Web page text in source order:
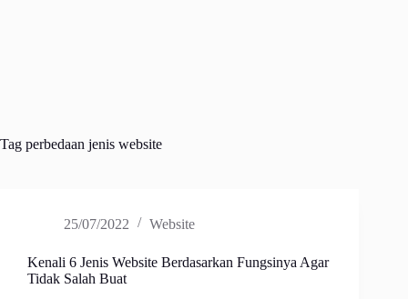
Tag perbedaan jenis website
25/07/2022 Website
Kenali 6 Jenis Website Berdasarkan Fungsinya Agar
Tidak Salah Buat